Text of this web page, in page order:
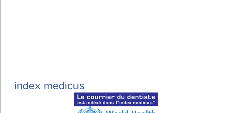
index medicus